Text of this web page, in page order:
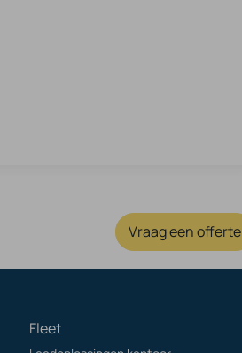
Vraag een offerte
Fleet